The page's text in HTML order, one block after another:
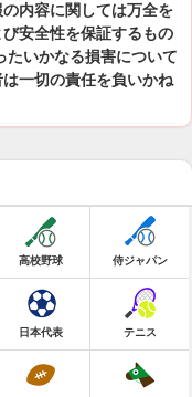
内容に関しては万全を
安全性を保証するもの
たいかなる損害について
一切の責任を負いかね
高校野球 侍ジャパン
日本代表 テニス